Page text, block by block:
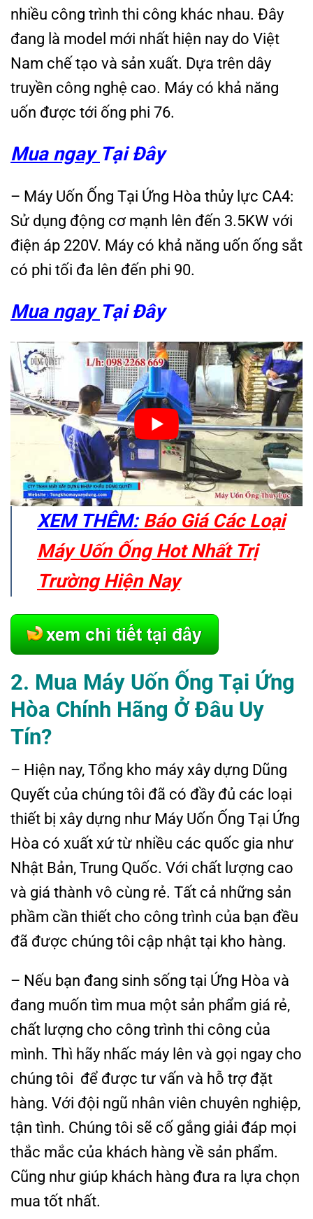
nhiều công trình thi công khác nhau. Đây
đang là model mới nhất hiện nay do Việt
Nam chế tạo và sản xuất. Dựa trên dây
truyền công nghệ cao. Máy có khả năng
uốn được tới ống phi 76.
Mua ngay Tại Đây
– Máy Uốn Ống Tại Ứng Hòa thủy lực CA4:
Sử dụng động cơ mạnh lên đến 3.5KW với
điện áp 220V. Máy có khả năng uốn ống sắt
có phi tối đa lên đến phi 90.
Mua ngay Tại Đây
XEM THÊM:Báo Giá Các Loại
Máy Uốn Ống Hot Nhất Trị
Trường Hiện Nay
2. Mua Máy Uốn Ống Tại Ứng
Hòa Chính Hãng Ở Đâu Uy
Tín?
– Hiện nay, Tổng kho máy xây dựng Dũng
Quyết của chúng tôi đã có đầy đủ các loại
thiết bị xây dựng như Máy Uốn Ống Tại Ứng
Hòa có xuất xứ từ nhiều các quốc gia như
Nhật Bản, Trung Quốc. Với chất lượng cao
và giá thành vô cùng rẻ. Tất cả những sản
phầm cần thiết cho công trình của bạn đều
đã được chúng tôi cập nhật tại kho hàng.
– Nếu bạn đang sinh sống tại Ứng Hòa và
đang muốn tìm mua một sản phẩm giá rẻ,
chất lượng cho công trình thi công của
mình. Thì hãy nhấc máy lên và gọi ngay cho
chúng tôi để được tư vấn và hỗ trợ đặt
hàng. Với đội ngũ nhân viên chuyên nghiệp,
tận tình. Chúng tôi sẽ cố gắng giải đáp mọi
thắc mắc của khách hàng về sản phẩm.
Cũng như giúp khách hàng đưa ra lựa chọn
mua tốt nhất.